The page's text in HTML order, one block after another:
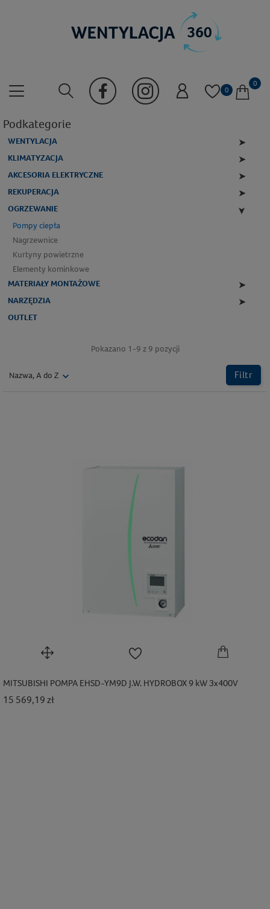
0
0
Podkategorie
WENTYLACJA ➤
KLIMATYZACJA ➤
AKCESORIA ELEKTRYCZNE ➤
REKUPERACJA ➤
OGRZEWANIE ➤
Pompy ciepła
Nagrzewnice
Kurtyny powietrzne
Elementy kominkowe
MATERIAŁY MONTAŻOWE
➤
NARZĘDZIA ➤
OUTLET
Nazwa, A do Z Filtr
Pokazano 1-9 z 9 pozycji
MITSUBISHI POMPA EHSD-YM9D J.W. HYDROBOX 9 kW 3x400V
15 569,19 złCena